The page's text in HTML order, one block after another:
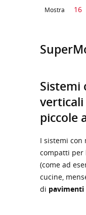
Mostra 16
Sistemi
piccole
I sistemi con
compatti per
(come ad
cucine,
di